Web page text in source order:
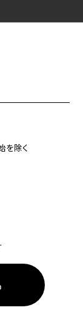
を除く